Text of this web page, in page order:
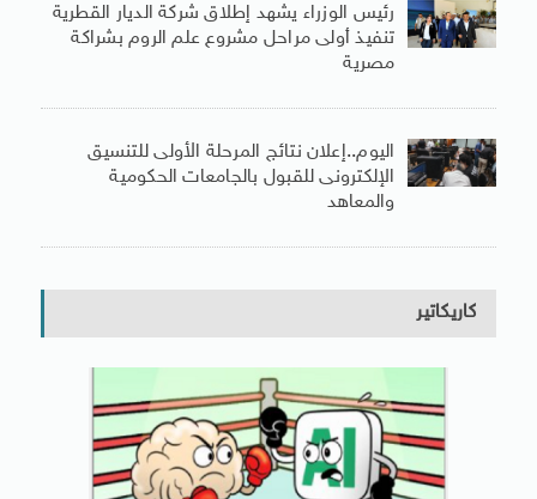
رئيس الوزراء يشهد إطلاق شركة الديار القطرية
تنفيذ أولى مراحل مشروع علم الروم بشراكة
مصرية
اليوم..إعلان نتائج المرحلة الأولى للتنسيق
الإلكترونى للقبول بالجامعات الحكومية
والمعاهد
كاريكاتير